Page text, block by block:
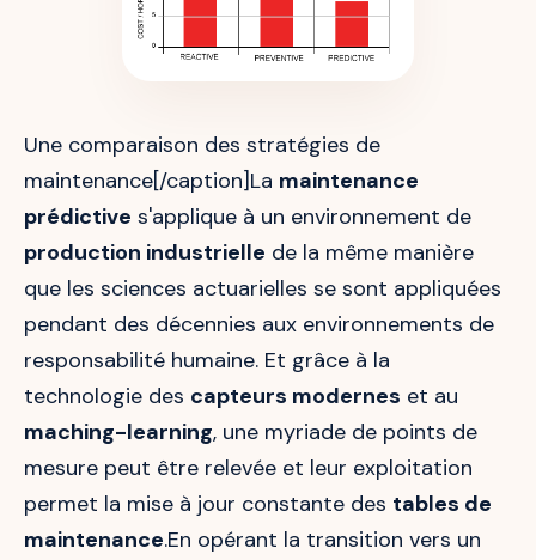
Une comparaison des stratégies de
maintenance[/caption]La maintenance
prédictive s'applique à un environnement de
production industrielle de la même manière
que les sciences actuarielles se sont appliquées
pendant des décennies aux environnements de
responsabilité humaine. Et grâce à la
technologie des capteurs modernes et au
maching-learning, une myriade de points de
mesure peut être relevée et leur exploitation
permet la mise à jour constante des tables de
maintenance.En opérant la transition vers un